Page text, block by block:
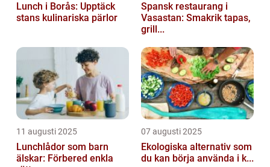
Lunch i Borås: Upptäck
stans kulinariska pärlor
Spansk restaurang i
Vasastan: Smakrik tapas,
grill...
11 augusti 2025
Lunchlådor som barn
älskar: Förbered enkla
07 augusti 2025
Ekologiska alternativ som
du kan börja använda i k...